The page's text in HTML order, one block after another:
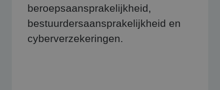
beroepsaansprakelijkheid,
bestuurdersaansprakelijkheid en
cyberverzekeringen.